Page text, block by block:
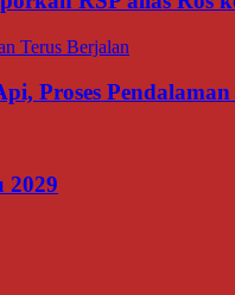
Proses
2029